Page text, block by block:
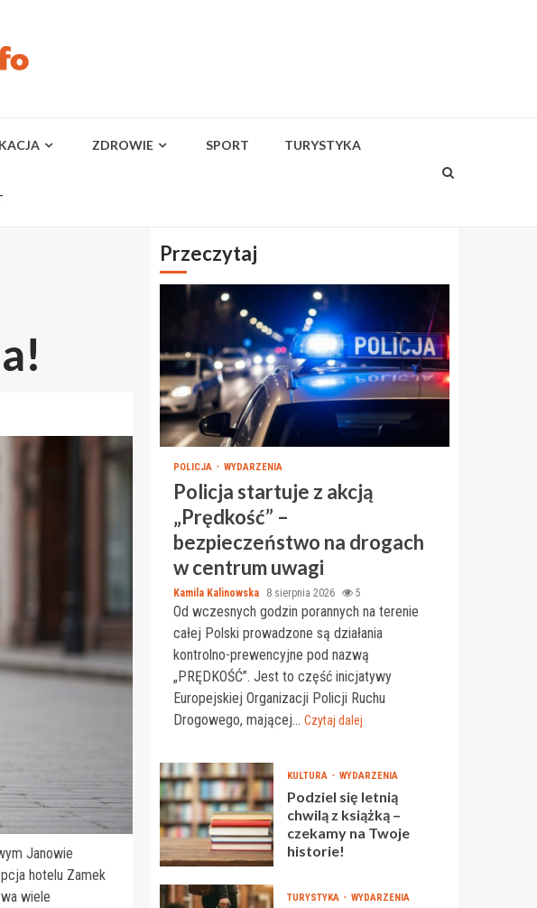
ZDROWIE SPORT TURYSTYKA
Janowie
hotelu Zamek
wiele
Przeczytaj
POLICJA WYDARZENIA
Policja startuje z akcją
„Prędkość” –
bezpieczeństwo na drogach
w centrum uwagi
Kamila Kalinowska 8 sierpnia 2026 5
Od wczesnych godzin porannych na terenie
całej Polski prowadzone są działania
kontrolno-prewencyjne pod nazwą
„PRĘDKOŚĆ”. Jest to część inicjatywy
Europejskiej Organizacji Policji Ruchu
Drogowego, mającej... Czytaj dalej
KULTURA WYDARZENIA
Podziel się letnią
chwilą z książką –
czekamy na Twoje
historie!
TURYSTYKA WYDARZENIA